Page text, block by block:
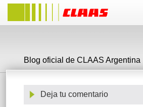
Blog oficial de CLAAS Argentina
Deja tu comentario